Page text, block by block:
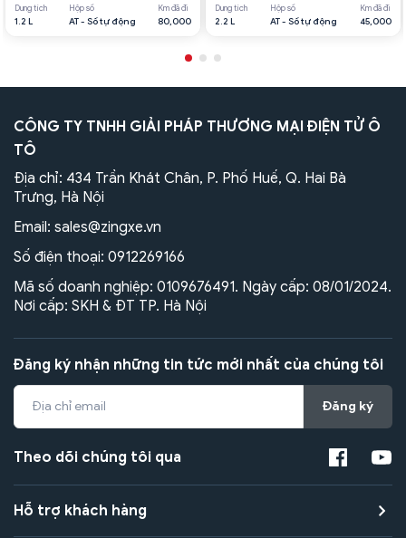
Dung tích
1.2 L
Hộp số
AT - Số tự động
Km đã đi
80,000
Dung tích
2.2 L
Hộp số
AT - Số tự động
Km đã đi
45,000
CÔNG TY TNHH GIẢI PHÁP THƯƠNG MẠI ĐIỆN TỬ Ô
TÔ
Địa chỉ: 434 Trần Khát Chân, P. Phố Huế, Q. Hai Bà
Trưng, Hà Nội
Email: sales@zingxe.vn
Số điện thoại: 0912269166
Mã số doanh nghiệp: 0109676491. Ngày cấp: 08/01/2024.
Nơi cấp: SKH & ĐT TP. Hà Nội
Đăng ký nhận những tin tức mới nhất của chúng tôi
Đăng ký
Theo dõi chúng tôi qua
Hỗ trợ khách hàng